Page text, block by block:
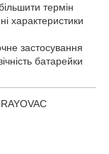
термін
характеристики
застосування
батарейки
RAYOVAC